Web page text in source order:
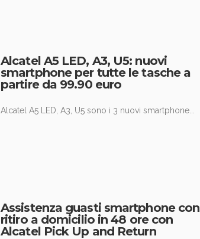
Alcatel A5 LED, A3, U5: nuovi
smartphone per tutte le tasche a
partire da 99.90 euro
Alcatel A5 LED, A3, U5 sono i 3 nuovi smartphone...
Assistenza guasti smartphone con
ritiro a domicilio in 48 ore con
Alcatel Pick Up and Return